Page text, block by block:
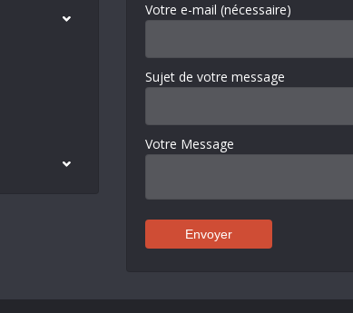
Votre e-mail (nécessaire)
Sujet de votre message
Votre Message